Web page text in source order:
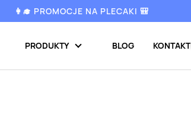
👩‍🎓 PROMOCJE NA PLECAKI 🎒
PRODUKTY BLOG KONTAKT